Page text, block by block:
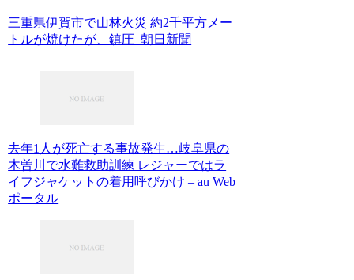
三重県伊賀市で山林火災 約2千平方メー
トルが焼けたが、鎮圧 朝日新聞
去年1人が死亡する事故発生…岐阜県の
木曽川で水難救助訓練 レジャーではラ
イフジャケットの着用呼びかけ – au Web
ポータル